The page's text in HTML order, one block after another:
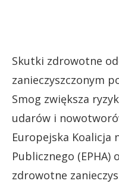
Skutki zdrowotne
zanieczyszczonym
Smog zwiększa
udarów i
Europejska Koalicja
Publicznego (EPHA)
zdrowotne